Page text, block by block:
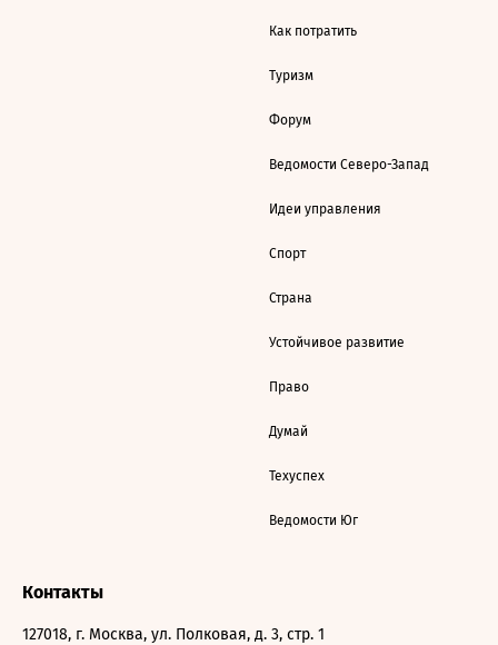
Как потратить
Туризм
Форум
Ведомости Северо-Запад
Идеи управления
Спорт
Страна
Устойчивое развитие
Право
Думай
Техуспех
Ведомости Юг
Контакты
127018, г. Москва, ул. Полковая, д. 3, стр. 1